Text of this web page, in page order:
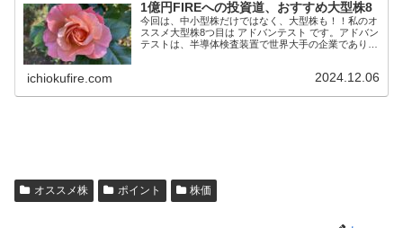
1億円FIREへの投資道、おすすめ大型株8
今回は、中小型株だけではなく、大型株も！！私のオ
ススメ大型株8つ目は アドバンテスト です。アドバン
テストは、半導体検査装置で世界大手の企業であり、
ichiokufire.com 2024.12.06
オススメ株 ポイント 株価